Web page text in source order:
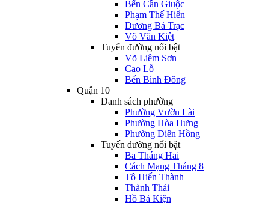
Bến Cần Giuộc
Phạm Thế Hiển
Dương Bá Trạc
Võ Văn Kiệt
Tuyến đường nổi bật
Võ Liêm Sơn
Cao Lỗ
Bến Bình Đông
Quận 10
Danh sách phường
Phường Vườn Lài
Phường Hòa Hưng
Phường Diên Hồng
Tuyến đường nổi bật
Ba Tháng Hai
Cách Mạng Tháng 8
Tô Hiến Thành
Thành Thái
Hồ Bá Kiện